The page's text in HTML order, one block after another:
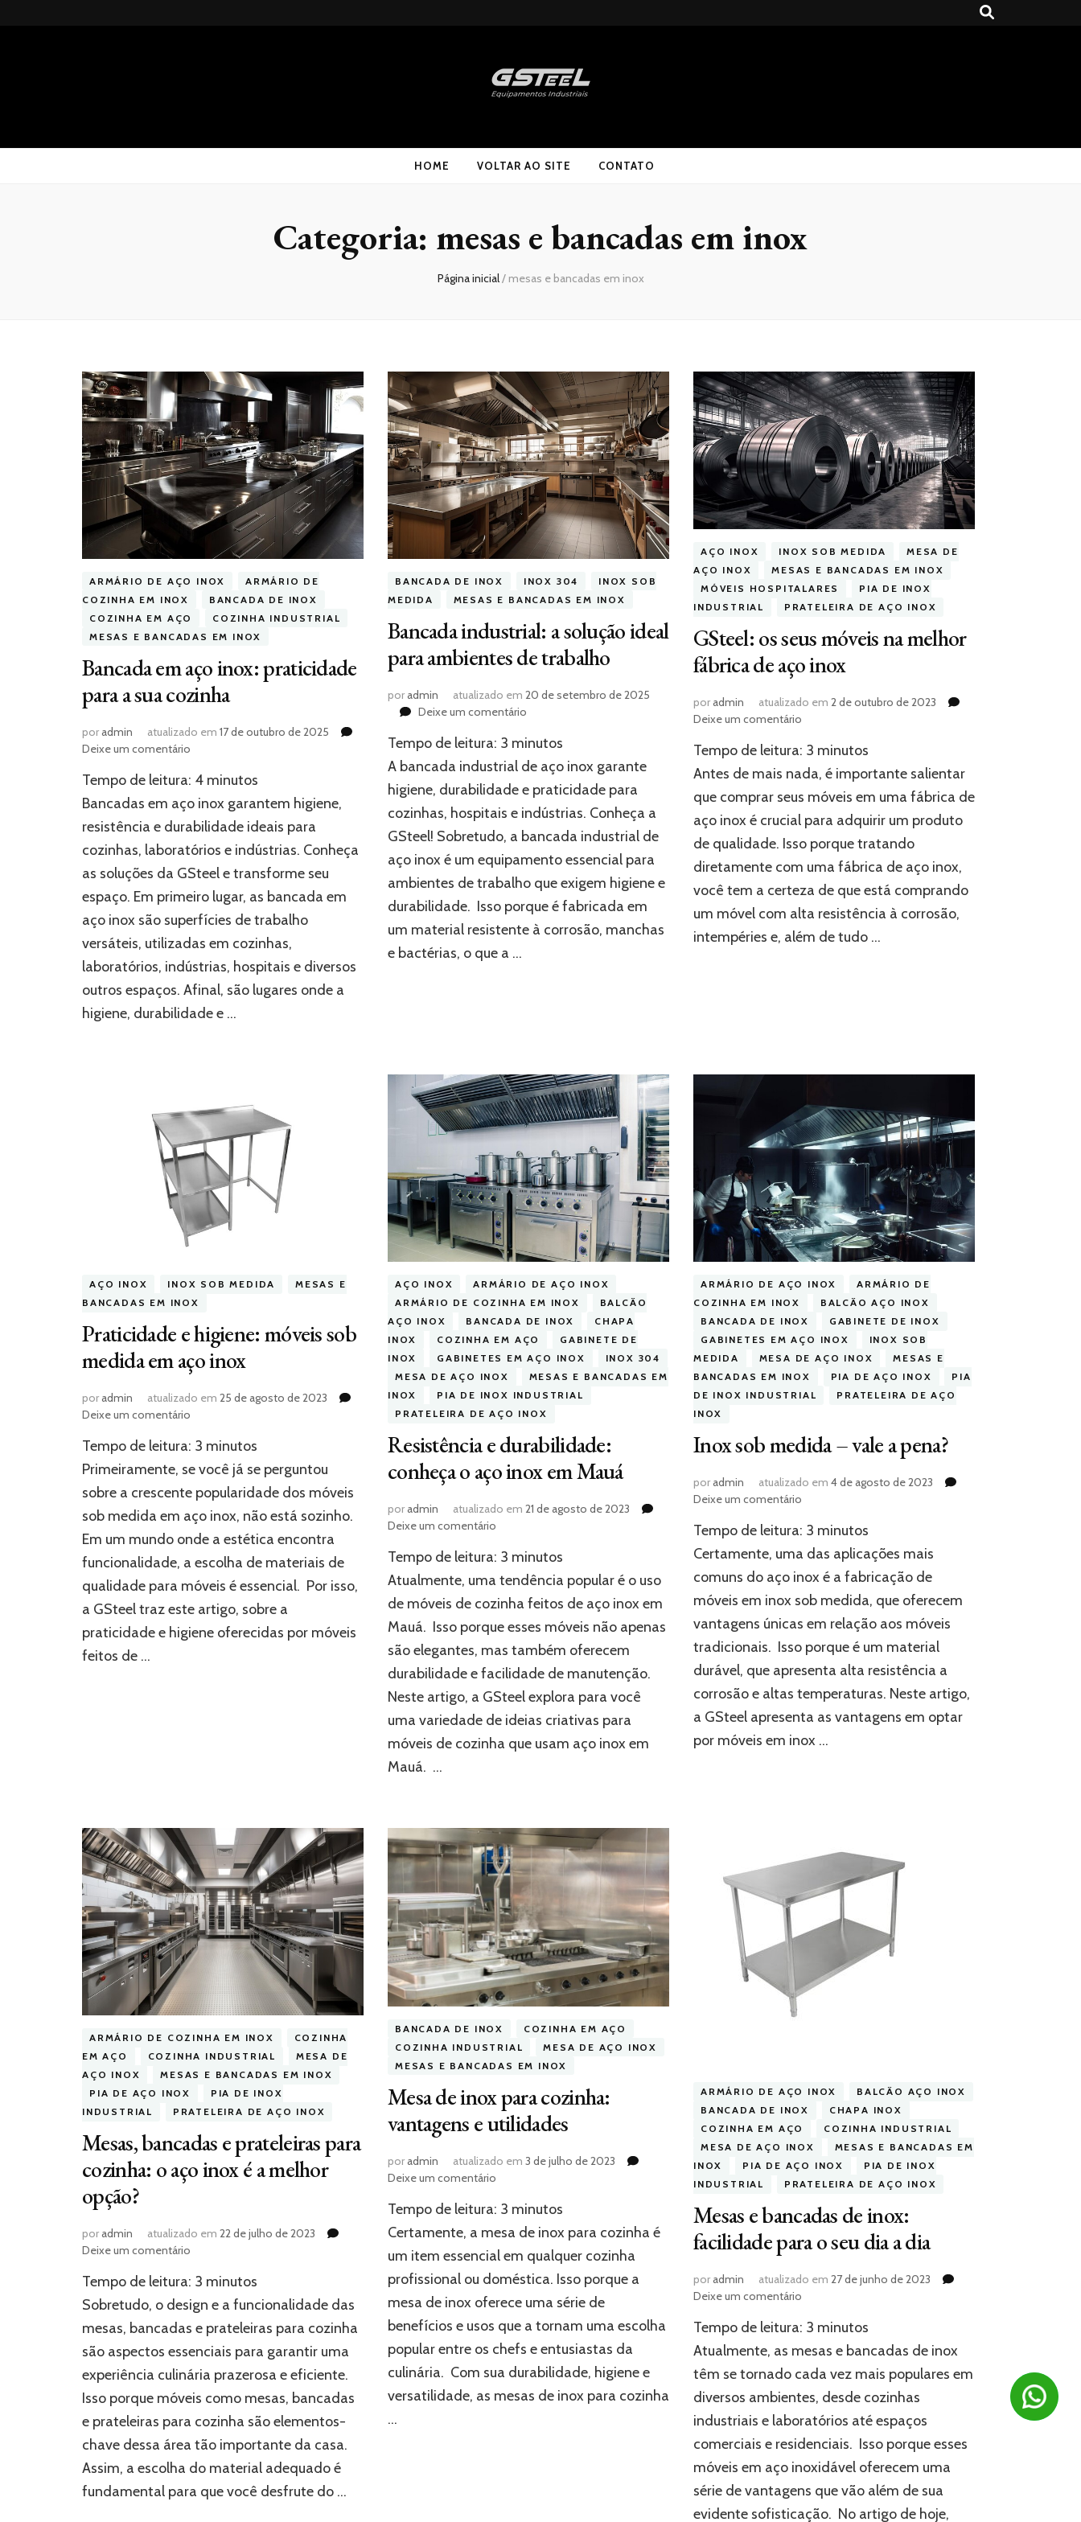
Gsteel HOME VOLTAR AO SITE CONTATO
Categoria: mesas e bancadas em inox
Página inicial/ mesas e bancadas em inox
ARMÁRIO DE AÇO INOX
ARMÁRIO DE
COZINHA EM INOX
BANCADA DE INOX
COZINHA EM AÇO
COZINHA INDUSTRIAL
MESAS E BANCADAS EM INOX
Bancada em aço inox: praticidade
para a sua cozinha
poradmin atualizado em 17 de outubro de 2025
Deixe um comentário
em
aço
praticidade
para
a
sua
cozinha
Tempo de leitura: 4 minutos
Bancadas em aço inox garantem higiene,
resistência e durabilidade ideais para
cozinhas, laboratórios e indústrias. Conheça
as soluções da GSteel e transforme seu
espaço. Em primeiro lugar, as bancada em
aço inox são superfícies de trabalho
versáteis, utilizadas em cozinhas,
laboratórios, indústrias, hospitais e diversos
outros espaços. Afinal, são lugares onde a
higiene, durabilidade e …
BANCADA DE INOX INOX 304
INOX SOB
MEDIDA
MESAS E BANCADAS EM INOX
Bancada industrial: a solução ideal
para ambientes de trabalho
poradmin atualizado em 20 de setembro de 2025
Deixe um comentárioem
industrial:
a
solução
ideal
para
ambientes
de
trabalho
Tempo de leitura: 3 minutos
A bancada industrial de aço inox garante
higiene, durabilidade e praticidade para
cozinhas, hospitais e indústrias. Conheça a
GSteel! Sobretudo, a bancada industrial de
aço inox é um equipamento essencial para
ambientes de trabalho que exigem higiene e
durabilidade. Isso porque é fabricada em
um material resistente à corrosão, manchas
e bactérias, o que a …
AÇO INOX INOX SOB MEDIDA
MESA DE
AÇO INOX
MESAS E BANCADAS EM INOX
MÓVEIS HOSPITALARES
PIA DE INOX
INDUSTRIAL
PRATELEIRA DE AÇO INOX
GSteel: os seus móveis na melhor
fábrica de aço inox
poradmin atualizado em 2 de outubro de 2023
Deixe um comentárioem
os
seus
na
melhor
de
aço
inox
Tempo de leitura: 3 minutos
Antes de mais nada, é importante salientar
que comprar seus móveis em uma fábrica de
aço inox é crucial para adquirir um produto
de qualidade. Isso porque tratando
diretamente com uma fábrica de aço inox,
você tem a certeza de que está comprando
um móvel com alta resistência à corrosão,
intempéries e, além de tudo …
AÇO INOX INOX SOB MEDIDA
MESAS E
BANCADAS EM INOX
Praticidade e higiene: móveis sob
medida em aço inox
poradmin atualizado em 25 de agosto de 2023
Deixe um comentário
e
higiene:
sob
medida
em
inox
Tempo de leitura: 3 minutos
Primeiramente, se você já se perguntou
sobre a crescente popularidade dos móveis
sob medida em aço inox, não está sozinho.
Em um mundo onde a estética encontra
funcionalidade, a escolha de materiais de
qualidade para móveis é essencial. Por isso,
a GSteel traz este artigo, sobre a
praticidade e higiene oferecidas por móveis
feitos de …
AÇO INOX
ARMÁRIO DE AÇO INOX
ARMÁRIO DE COZINHA EM INOX
BALCÃO
AÇO INOX
BANCADA DE INOX
CHAPA
INOX
COZINHA EM AÇO
GABINETE DE
INOX
GABINETES EM AÇO INOX
INOX 304
MESA DE AÇO INOX
MESAS E BANCADAS EM
INOX
PIA DE INOX INDUSTRIAL
PRATELEIRA DE AÇO INOX
Resistência e durabilidade:
conheça o aço inox em Mauá
poradmin atualizado em 21 de agosto de 2023
Deixe um comentárioem
e
durabilidade:
o
aço
inox
Mauá
Tempo de leitura: 3 minutos
Atualmente, uma tendência popular é o uso
de móveis de cozinha feitos de aço inox em
Mauá. Isso porque esses móveis não apenas
são elegantes, mas também oferecem
durabilidade e facilidade de manutenção.
Neste artigo, a GSteel explora para você
uma variedade de ideias criativas para
móveis de cozinha que usam aço inox em
Mauá. …
ARMÁRIO DE AÇO INOX
ARMÁRIO DE
COZINHA EM INOX
BALCÃO AÇO INOX
BANCADA DE INOX
GABINETE DE INOX
GABINETES EM AÇO INOX
INOX SOB
MEDIDA
MESA DE AÇO INOX
MESAS E
BANCADAS EM INOX
PIA DE AÇO INOX
PIA
DE INOX INDUSTRIAL
PRATELEIRA DE AÇO
INOX
Inox sob medida – vale a pena?
poradmin atualizado em 4 de agosto de 2023
Deixe um comentárioem
sob
medida
vale
a
Tempo de leitura: 3 minutos
Certamente, uma das aplicações mais
comuns do aço inox é a fabricação de
móveis em inox sob medida, que oferecem
vantagens únicas em relação aos móveis
tradicionais. Isso porque é um material
durável, que apresenta alta resistência a
corrosão e altas temperaturas. Neste artigo,
a GSteel apresenta as vantagens em optar
por móveis em inox …
ARMÁRIO DE COZINHA EM INOX
COZINHA
EM AÇO
COZINHA INDUSTRIAL
MESA DE
AÇO INOX
MESAS E BANCADAS EM INOX
PIA DE AÇO INOX
PIA DE INOX
INDUSTRIAL
PRATELEIRA DE AÇO INOX
Mesas, bancadas e prateleiras para
cozinha: o aço inox é a melhor
opção?
poradmin atualizado em 22 de julho de 2023
Deixe um comentário
bancadas
e
prateleiras
para
cozinha:
o
inox
é
melhor
opção?
Tempo de leitura: 3 minutos
Sobretudo, o design e a funcionalidade das
mesas, bancadas e prateleiras para cozinha
são aspectos essenciais para garantir uma
experiência culinária prazerosa e eficiente.
Isso porque móveis como mesas, bancadas
e prateleiras para cozinha são elementos-
chave dessa área tão importante da casa.
Assim, a escolha do material adequado é
fundamental para que você desfrute do …
BANCADA DE INOX
COZINHA EM AÇO
COZINHA INDUSTRIAL
MESA DE AÇO INOX
MESAS E BANCADAS EM INOX
Mesa de inox para cozinha:
vantagens e utilidades
poradmin atualizado em 3 de julho de 2023
Deixe um comentárioem
de
inox
cozinha:
vantagens
utilidades
Tempo de leitura: 3 minutos
Certamente, a mesa de inox para cozinha é
um item essencial em qualquer cozinha
profissional ou doméstica. Isso porque a
mesa de inox oferece uma série de
benefícios e usos que a tornam uma escolha
popular entre os chefs e entusiastas da
culinária. Com sua durabilidade, higiene e
versatilidade, as mesas de inox para cozinha
…
ARMÁRIO DE AÇO INOX
BALCÃO AÇO INOX
BANCADA DE INOX
CHAPA INOX
COZINHA EM AÇO
COZINHA INDUSTRIAL
MESA DE AÇO INOX
MESAS E BANCADAS EM
INOX
PIA DE AÇO INOX
PIA DE INOX
INDUSTRIAL
PRATELEIRA DE AÇO INOX
Mesas e bancadas de inox:
facilidade para o seu dia a dia
poradmin atualizado em 27 de junho de 2023
Deixe um comentárioem
e
bancadas
inox:
facilidade
para
seu
dia
dia
Tempo de leitura: 3 minutos
Atualmente, as mesas e bancadas de inox
têm se tornado cada vez mais populares em
diversos ambientes, desde cozinhas
industriais e laboratórios até espaços
comerciais e residenciais. Isso porque esses
móveis em aço inoxidável oferecem uma
série de vantagens que vão além de sua
evidente sofisticação. No artigo de hoje,